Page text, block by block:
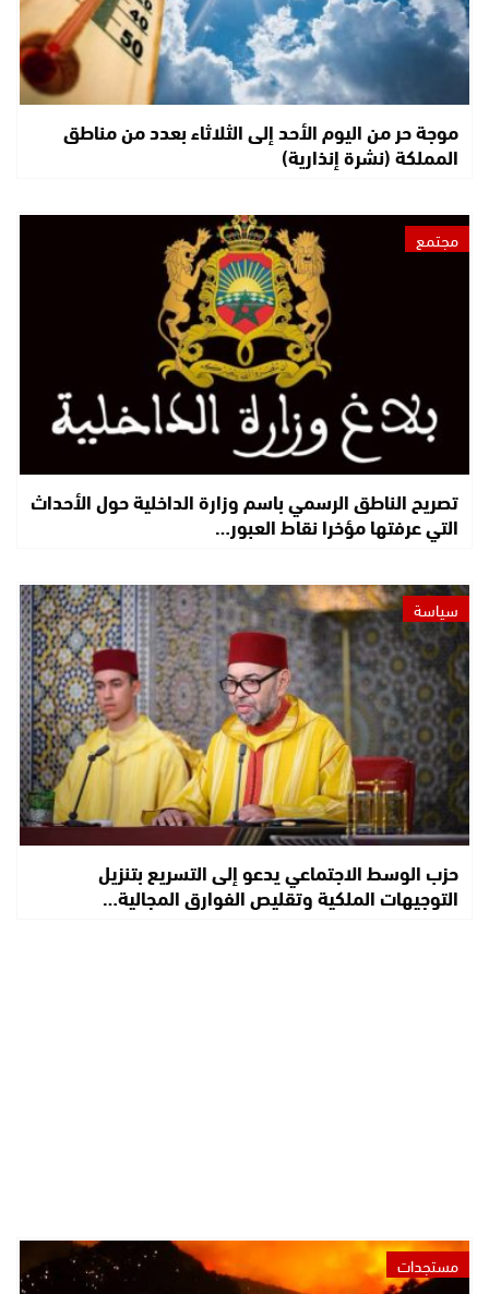
موجة حر من اليوم الأحد إلى الثلاثاء بعدد من مناطق
المملكة (نشرة إنذارية)
مجتمع
تصريح الناطق الرسمي باسم وزارة الداخلية حول الأحداث
التي عرفتها مؤخرا نقاط العبور…
سياسة
حزب الوسط الاجتماعي يدعو إلى التسريع بتنزيل
التوجيهات الملكية وتقليص الفوارق المجالية…
مستجدات